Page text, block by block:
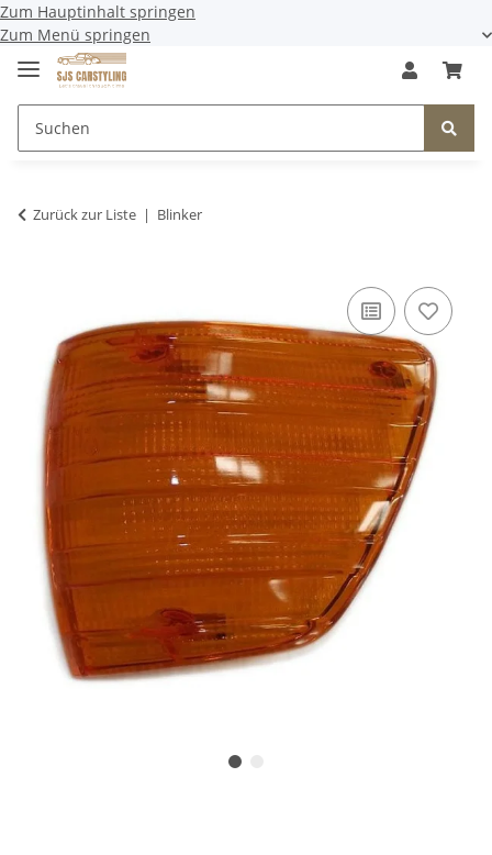
Zum Hauptinhalt springen
Zum Menü springen
Zurück zur Liste Blinker